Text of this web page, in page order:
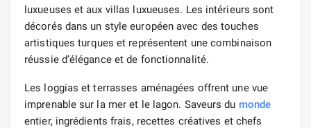
luxueuses et aux villas luxueuses. Les intérieurs sont
décorés dans un style européen avec des touches
artistiques turques et représentent une combinaison
réussie d’élégance et de fonctionnalité.
Les loggias et terrasses aménagées offrent une vue
imprenable sur la mer et le lagon. Saveurs du monde
entier, ingrédients frais, recettes créatives et chefs